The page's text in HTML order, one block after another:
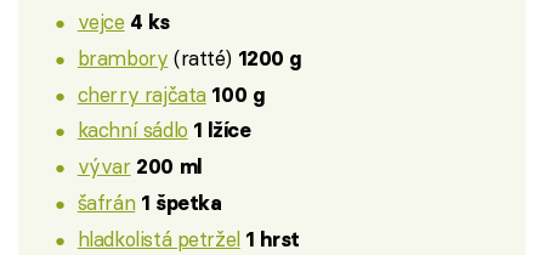
vejce 4 ks
brambory (ratté) 1200 g
cherry rajčata 100 g
kachní sádlo 1 lžíce
vývar 200 ml
šafrán 1 špetka
hladkolistá petržel 1 hrst